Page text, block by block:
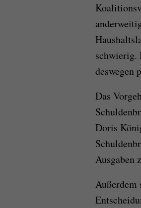
schwierig.
deswegen
Das
Doris
Ausgaben
Außerdem